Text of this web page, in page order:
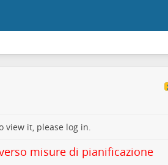
view it, please log in.
misure di pianificazione